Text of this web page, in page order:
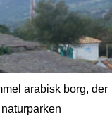
arabisk borg, der